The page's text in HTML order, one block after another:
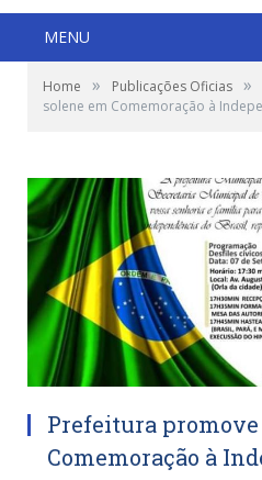
MENU
Home » Publicações Oficias »
solene em Comemoração à
Prefeitura promove
Comemoração à